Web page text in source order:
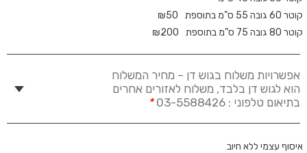
קוטר 60 גובה 55 ס”מ בתוספת
₪50
קוטר 80 גובה 75 ס”מ בתוספת
₪200
אפשרויות משלוח בגוש דן – מחיר המשלוח
הוא לגוש דן בלבד, משלוח לאזורים אחרים
בתיאום טלפוני : 03-5588426
*
איסוף עצמי ללא חיוב